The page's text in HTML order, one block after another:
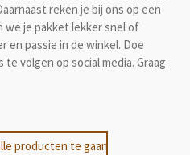
reken je bij ons op een
je pakket lekker snel of
en passie in de winkel. Doe
volgen op social media. Graag
producten te gaan